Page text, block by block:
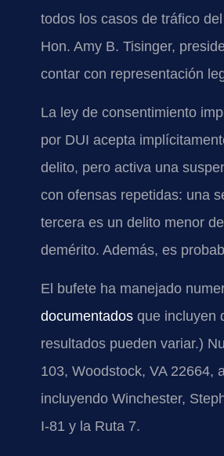
todos los casos de tráfico
Hon. Amy B. Tisinger,
contar con representación
La ley de consentimiento
por DUI acepta
delito, pero activa una
con ofensas repetidas: una
tercera es un delito menor
demérito. Además, es
El bufete ha manejado
documentados que incluyen
resultados pueden variar.)
103, Woodstock, VA 22664,
incluyendo Winchester,
I-81 y la Ruta 7.